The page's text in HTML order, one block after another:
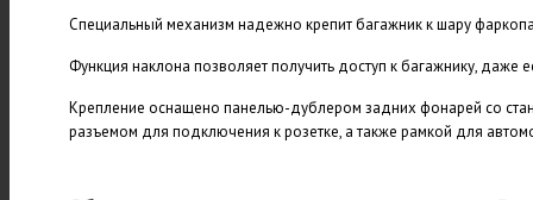
Специальный механизм надежно крепит багажник к шару
Функция наклона позволяет получить доступ к багажнику, даже
Крепление оснащено панелью-дублером задних фонарей со
разъемом для подключения к розетке, а также рамкой для